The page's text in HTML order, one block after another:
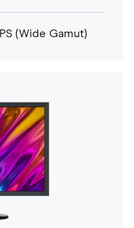
IPS (Wide Gamut)